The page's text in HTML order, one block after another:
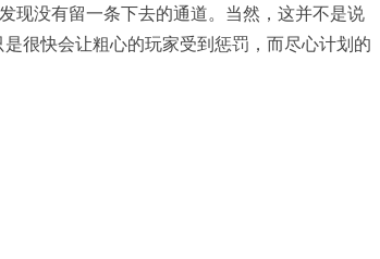
现没有留一条下去的通道。当然，这并不是说
很快会让粗心的玩家受到惩罚，而尽心计划的